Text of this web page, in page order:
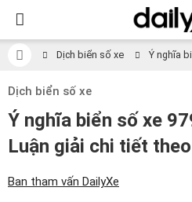
Dịch biển số xe Ý nghĩa
Dịch biển số xe
Ý nghĩa biển số xe
Luận giải chi tiết
Ban tham vấn DailyXe